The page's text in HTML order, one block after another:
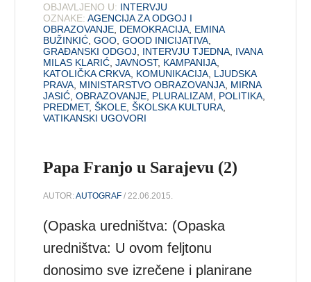
OBJAVLJENO U: INTERVJU
OZNAKE: AGENCIJA ZA ODGOJ I
OBRAZOVANJE DEMOKRACIJA EMINA
BUŽINKIĆ ,GOO ,GOOD INICIJATIVA
GRAĐANSKI ODGOJ
INTERVJU TJEDNA IVANA
MILAS KLARIĆ ,JAVNOST, KAMPANIJA
KATOLIČKA CRKVA KOMUNIKACIJA LJUDSKA
PRAVA MINISTARSTVO OBRAZOVANJA MIRNA
JASIĆ ,OBRAZOVANJE PLURALIZAM POLITIKA
PREDMET,ŠKOLE ,ŠKOLSKA KULTURA
VATIKANSKI UGOVORI
Papa Franjo u Sarajevu (2)
AUTOR:AUTOGRAF / 22.06.2015.
(Opaska uredništva: (Opaska
uredništva: U ovom feljtonu
donosimo sve izrečene i planirane